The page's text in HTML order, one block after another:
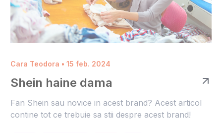
Cara Teodora • 15 feb. 2024
Shein haine dama
Fan Shein sau novice in acest brand? Acest articol
contine tot ce trebuie sa stii despre acest brand!